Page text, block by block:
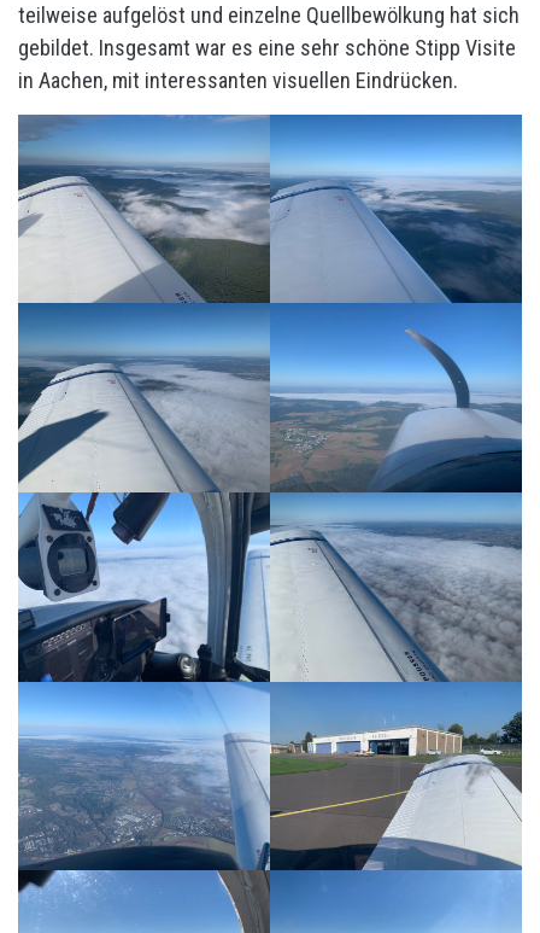
teilweise aufgelöst und einzelne Quellbewölkung hat sich
gebildet. Insgesamt war es eine sehr schöne Stipp Visite
in Aachen, mit interessanten visuellen Eindrücken.